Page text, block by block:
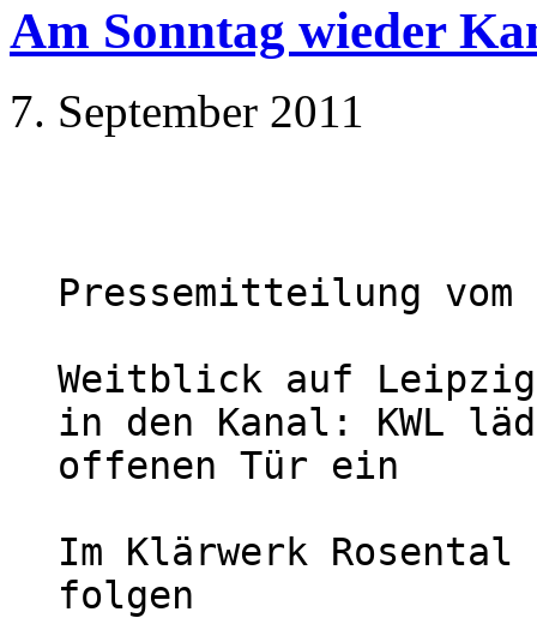
Am Sonntag wieder
7. September 2011
Pressemitteilung vom
Weitblick auf Leipzig
in den Kanal: KWL
offenen Tür ein
Im Klärwerk Rosental
folgen